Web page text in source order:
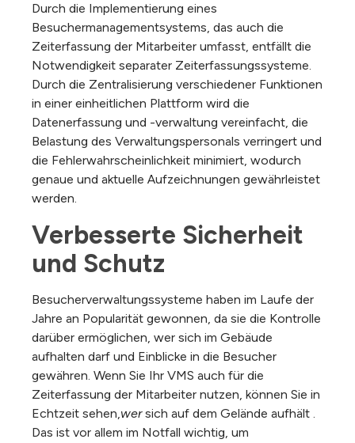
Durch die Implementierung eines
Besuchermanagementsystems, das auch die
Zeiterfassung der Mitarbeiter umfasst, entfällt die
Notwendigkeit separater Zeiterfassungssysteme.
Durch die Zentralisierung verschiedener Funktionen
in einer einheitlichen Plattform wird die
Datenerfassung und -verwaltung vereinfacht, die
Belastung des Verwaltungspersonals verringert und
die Fehlerwahrscheinlichkeit minimiert, wodurch
genaue und aktuelle Aufzeichnungen gewährleistet
werden.
Verbesserte Sicherheit
und Schutz
Besucherverwaltungssysteme haben im Laufe der
Jahre an Popularität gewonnen, da sie die Kontrolle
darüber ermöglichen, wer sich im Gebäude
aufhalten darf und Einblicke in die Besucher
gewähren. Wenn Sie Ihr VMS auch für die
Zeiterfassung der Mitarbeiter nutzen, können Sie in
Echtzeit sehen,wersich auf dem Gelände aufhält .
Das ist vor allem im Notfall wichtig, um